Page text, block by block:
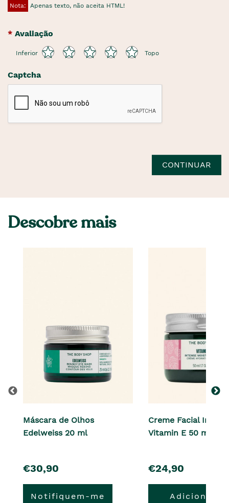
Nota: Apenas texto, não aceita HTML!
Avaliação
Inferior Topo
Captcha
CONTINUAR
Descobre mais
Máscara de Olhos
Edelweiss 20 ml
pre�o
€30,90
Notifiquem-me
Creme Facial
Vitamin E 50 ml
pre�o
€24,90
Adicionar